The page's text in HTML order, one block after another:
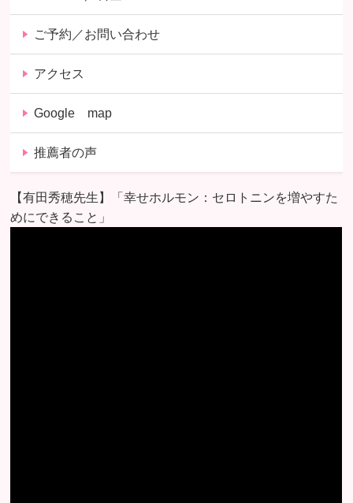
ご予約／お問い合わせ
アクセス
Google map
推薦者の声
【有田秀穂先生】「幸せホルモン：セロトニンを増やすた
めにできること」